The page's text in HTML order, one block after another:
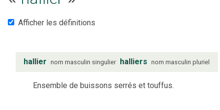
Afficher les définitions
hallier nom masculin singulier halliers nom masculin pluriel
Ensemble de buissons serrés et touffus.